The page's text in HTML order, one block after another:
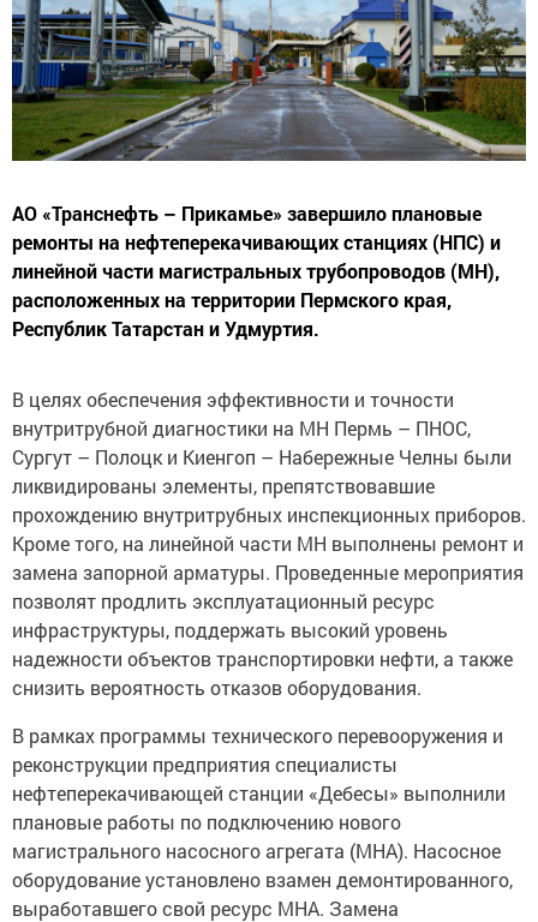
АО «Транснефть – Прикамье» завершило плановые
ремонты на нефтеперекачивающих станциях (НПС) и
линейной части магистральных трубопроводов (МН),
расположенных на территории Пермского края,
Республик Татарстан и Удмуртия.
В целях обеспечения эффективности и точности
внутритрубной диагностики на МН Пермь – ПНОС,
Сургут – Полоцк и Киенгоп – Набережные Челны были
ликвидированы элементы, препятствовавшие
прохождению внутритрубных инспекционных приборов.
Кроме того, на линейной части МН выполнены ремонт и
замена запорной арматуры. Проведенные мероприятия
позволят продлить эксплуатационный ресурс
инфраструктуры, поддержать высокий уровень
надежности объектов транспортировки нефти, а также
снизить вероятность отказов оборудования.
В рамках программы технического перевооружения и
реконструкции предприятия специалисты
нефтеперекачивающей станции «Дебесы» выполнили
плановые работы по подключению нового
магистрального насосного агрегата (МНА). Насосное
оборудование установлено взамен демонтированного,
выработавшего свой ресурс МНА. Замена